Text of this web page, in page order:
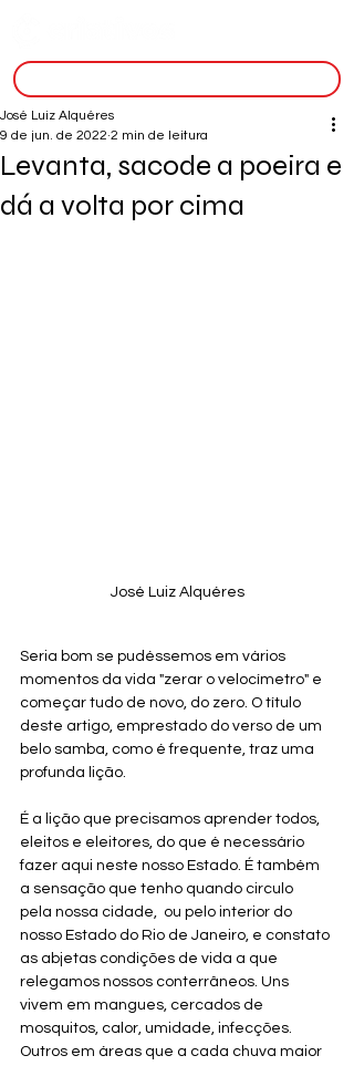
Levanta, sacode a poeira e
dá a volta por cima
José Luiz Alquéres
9 de jun. de 2022 2 min de leitura
José Luiz Alquéres
Seria bom se pudéssemos em vários
momentos da vida "zerar o velocímetro" e
começar tudo de novo, do zero. O título
deste artigo, emprestado do verso de um
belo samba, como é frequente, traz uma
profunda lição.
É a lição que precisamos aprender todos,
eleitos e eleitores, do que é necessário
fazer aqui neste nosso Estado. É também
a sensação que tenho quando circulo
pela nossa cidade,  ou pelo interior do
nosso Estado do Rio de Janeiro, e constato
as abjetas condições de vida a que
relegamos nossos conterrâneos. Uns
vivem em mangues, cercados de
mosquitos, calor, umidade, infecções.
Outros em áreas que a cada chuva maior